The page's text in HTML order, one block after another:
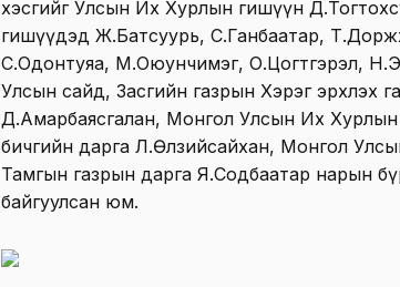
хэсгийг Улсын Их Хурлын гишүүн
гишүүдэд Ж.Батсуурь, С.Ганбаатар,
С.Одонтуяа, М.Оюунчимэг, О.Цогтгэрэл,
Улсын сайд, Засгийн газрын Хэрэг эрхлэх
Д.Амарбаясгалан, Монгол Улсын Их Хурлын
бичгийн дарга Л.Өлзийсайхан, Монгол Улсын
Тамгын газрын дарга Я.Содбаатар нарын
байгуулсан юм.